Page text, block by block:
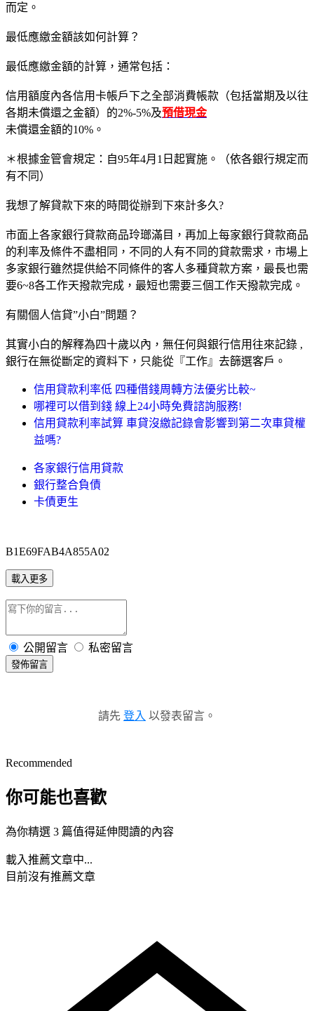
而定。
最低應繳金額該如何計算？
最低應繳金額的計算，通常包括：
信用額度內各信用卡帳戶下之全部消費帳款（包括當期及以往
各期未償還之金額）的2%-5%及預借現金
未償還金額的10%。
＊根據金管會規定：自95年4月1日起實施。（依各銀行規定而
有不同）
我想了解貸款下來的時間從辦到下來計多久?
市面上各家銀行貸款商品玲瑯滿目，再加上每家銀行貸款商品
的利率及條件不盡相同，不同的人有不同的貸款需求，市場上
多家銀行雖然提供給不同條件的客人多種貸款方案，最長也需
要6~8各工作天撥款完成，最短也需要三個工作天撥款完成。
有關個人信貸”小白”問題？
其實小白的解釋為四十歲以內，無任何與銀行信用往來記錄 ,
銀行在無從斷定的資料下，只能從『工作』去篩選客戶。
信用貸款利率低 四種借錢周轉方法優劣比較~
哪裡可以借到錢 線上24小時免費諮詢服務!
信用貸款利率試算 車貸沒繳記錄會影響到第二次車貸權
益嗎?
各家銀行信用貸款
銀行整合負債
卡債更生
B1E69FAB4A855A02
載入更多
公開留言 私密留言
發佈留言
請先 登入 以發表留言。
Recommended
你可能也喜歡
為你精選 3 篇值得延伸閱讀的內容
載入推薦文章中...
目前沒有推薦文章